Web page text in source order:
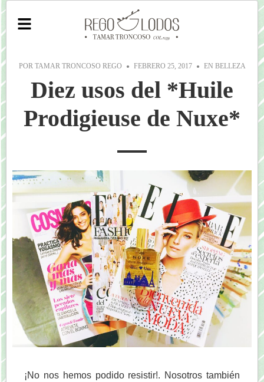
POR TAMAR TRONCOSO REGO FEBRERO 25, 2017 EN BELLEZA
Diez usos del *Huile
Prodigieuse de Nuxe*
¡No nos hemos podido resistir!. Nosotros también